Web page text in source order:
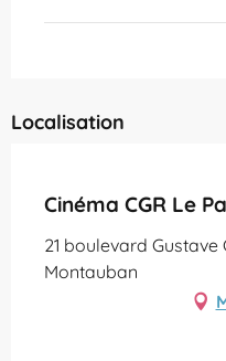
Localisation
Cinéma CGR Le
21 boulevard
Montauban